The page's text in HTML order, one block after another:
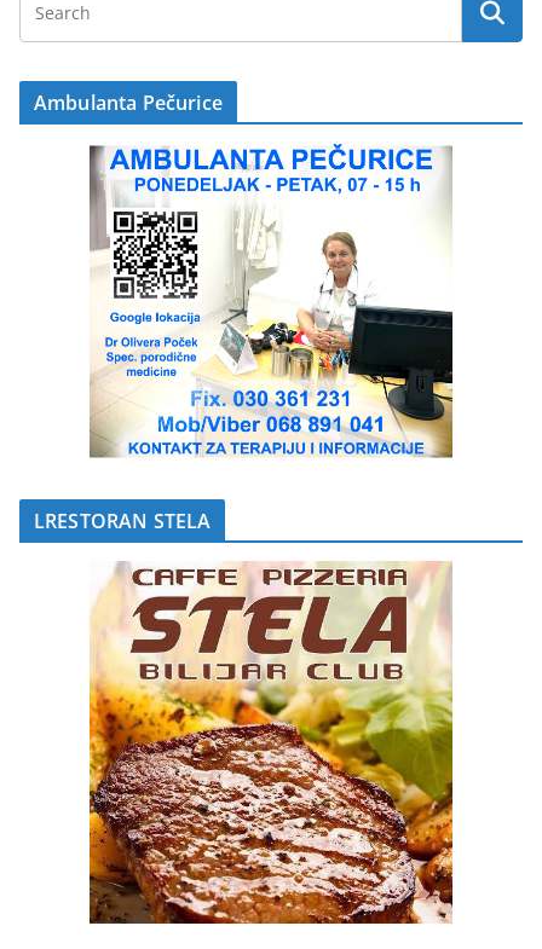
Ambulanta Pečurice
LRESTORAN STELA